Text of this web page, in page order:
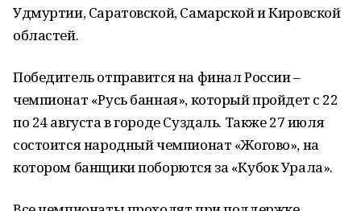
Удмуртии, Саратовской, Самарской и Кировской
областей.
Победитель отправится на финал России –
чемпионат «Русь банная», который пройдет с 22
по 24 августа в городе Суздаль. Также 27 июля
состоится народный чемпионат «Жогово», на
котором банщики поборются за «Кубок Урала».